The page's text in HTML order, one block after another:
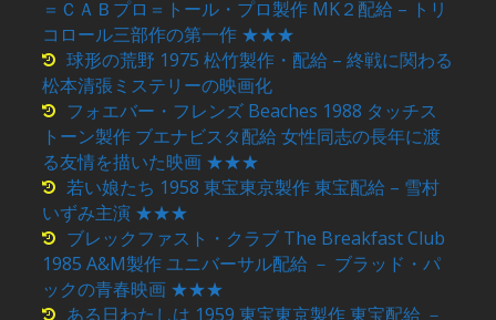
＝ＣＡＢプロ＝トール・プロ製作 MK２配給 – トリ
コロール三部作の第一作 ★★★
球形の荒野 1975 松竹製作・配給 – 終戦に関わる
松本清張ミステリーの映画化
フォエバー・フレンズ Beaches 1988 タッチス
トーン製作 ブエナビスタ配給 女性同志の長年に渡
る友情を描いた映画 ★★★
若い娘たち 1958 東宝東京製作 東宝配給 – 雪村
いずみ主演 ★★★
ブレックファスト・クラブ The Breakfast Club
1985 A&M製作 ユニバーサル配給 － ブラッド・パ
ックの青春映画 ★★★
ある日わたしは 1959 東宝東京製作 東宝配給 －